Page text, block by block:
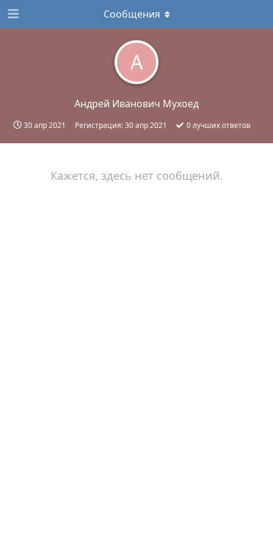
А
Андрей Иванович Мухоед
30 апр 2021 Регистрация:30 апр 2021 0лучших ответов
Сообщения
Кажется, здесь нет сообщений.